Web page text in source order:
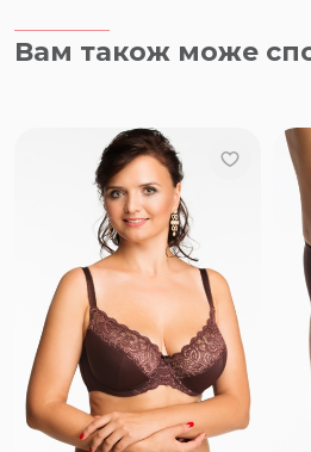
Вам також може